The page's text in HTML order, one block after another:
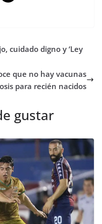
cuidado digno y ‘Ley
que no hay vacunas
para recién nacidos
gustar